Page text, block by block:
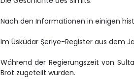
Nach den Informationen in einigen
Im Üsküdar Şeriye-Register aus dem
Während der Regierungszeit von
Brot zugeteilt wurden.